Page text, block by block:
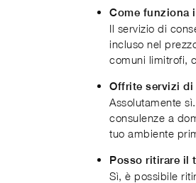
Come funziona
Il servizio di
incluso nel
comuni limitrofi,
Offrite servizi di
Assolutamente
consulenze a
tuo ambiente
Posso ritirare il
Sì, è possibile